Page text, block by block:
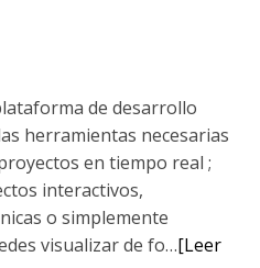
de desarrollo
herramientas necesarias
en tiempo real ;
interactivos,
o simplemente
visualizar de fo…[Leer